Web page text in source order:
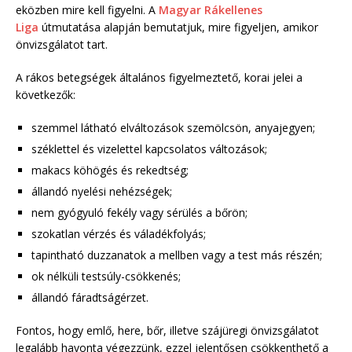
eközben mire kell figyelni. A Magyar Rákellenes
Liga útmutatása alapján bemutatjuk, mire figyeljen, amikor
önvizsgálatot tart.
A rákos betegségek általános figyelmeztető, korai jelei a
következők:
szemmel látható elváltozások szemölcsön, anyajegyen;
széklettel és vizelettel kapcsolatos változások;
makacs köhögés és rekedtség;
állandó nyelési nehézségek;
nem gyógyuló fekély vagy sérülés a bőrön;
szokatlan vérzés és váladékfolyás;
tapintható duzzanatok a mellben vagy a test más részén;
ok nélküli testsúly-csökkenés;
állandó fáradtságérzet.
Fontos, hogy emlő, here, bőr, illetve szájüregi önvizsgálatot
legalább havonta végezzünk, ezzel jelentősen csökkenthető a